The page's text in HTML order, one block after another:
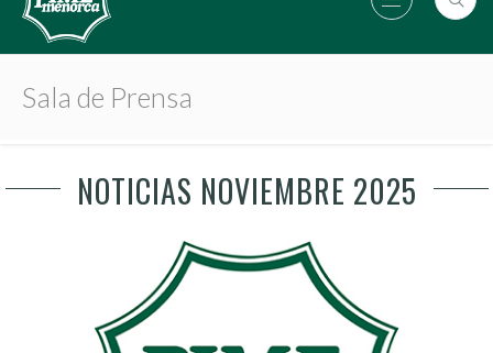
Sala de Prensa
NOTICIAS NOVIEMBRE 2025